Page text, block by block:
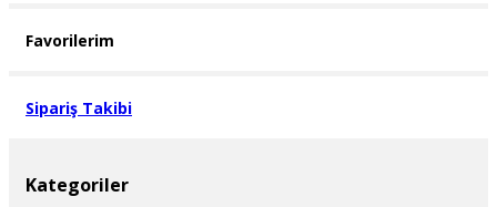
Favorilerim
Sipariş Takibi
Kategoriler